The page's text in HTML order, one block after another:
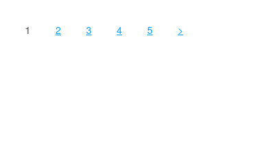
1 2 3 4 5 >